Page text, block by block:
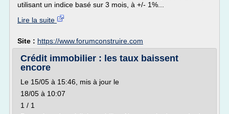
utilisant un indice basé sur 3 mois, à +/- 1%...
Lire la suite
Site : https://www.forumconstruire.com
Crédit immobilier : les taux baissent
encore
Le 15/05 à 15:46, mis à jour le
18/05 à 10:07
1 / 1